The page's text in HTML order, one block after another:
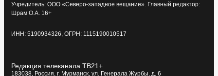
Учредитель: ООО «Северо-западное вещание». Главный редактор:
Шрам О.А. 16+
ИНН: 5190934326, ОГРН: 1115190010517
Редакция телеканала ТВ21+
183038, Россия, г. Мурманск, ул. Генерала Журбы, д. 6